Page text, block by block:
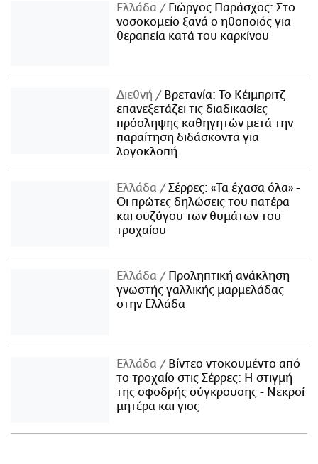
Ελλάδα
Γιώργος Παράσχος: Στο
νοσοκομείο ξανά ο ηθοποιός για
θεραπεία κατά του καρκίνου
Διεθνή
Βρετανία: Το Κέιμπριτζ
επανεξετάζει τις διαδικασίες
πρόσληψης καθηγητών μετά την
παραίτηση διδάσκοντα για
λογοκλοπή
Ελλάδα
Σέρρες: «Τα έχασα όλα» -
Οι πρώτες δηλώσεις του πατέρα
και συζύγου των θυμάτων του
τροχαίου
Ελλάδα
Προληπτική ανάκληση
γνωστής γαλλικής μαρμελάδας
στην Ελλάδα
Ελλάδα
Βίντεο ντοκουμέντο από
το τροχαίο στις Σέρρες: Η στιγμή
της σφοδρής σύγκρουσης - Νεκροί
μητέρα και γιος